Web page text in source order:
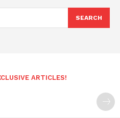
SEARCH
ARTICLES!